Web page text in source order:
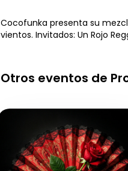
Cocofunka presenta su
vientos. Invitados: Un Rojo
Otros eventos de